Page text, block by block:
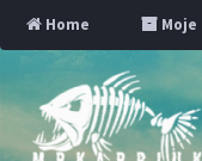
Home Moje